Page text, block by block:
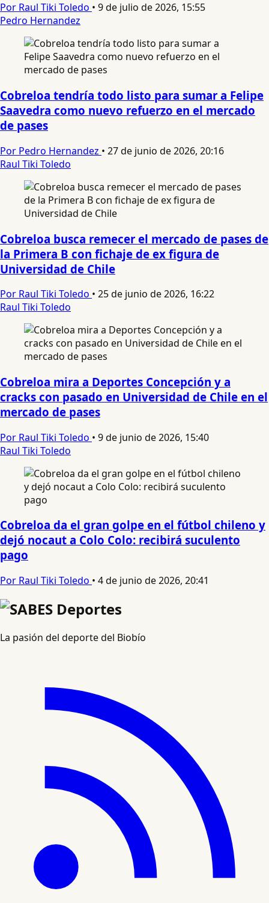
Por Raul Tiki Toledo • 9 de julio de 2026, 15:55
Pedro Hernandez
Cobreloa tendría todo listo para sumar a Felipe
Saavedra como nuevo refuerzo en el mercado
de pases
Por Pedro Hernandez • 27 de junio de 2026, 20:16
Raul Tiki Toledo
Cobreloa busca remecer el mercado de pases de
la Primera B con fichaje de ex figura de
Universidad de Chile
Por Raul Tiki Toledo • 25 de junio de 2026, 16:22
Raul Tiki Toledo
Cobreloa mira a Deportes Concepción y a
cracks con pasado en Universidad de Chile en el
mercado de pases
Por Raul Tiki Toledo • 9 de junio de 2026, 15:40
Raul Tiki Toledo
Cobreloa da el gran golpe en el fútbol chileno y
dejó nocaut a Colo Colo: recibirá suculento
pago
Por Raul Tiki Toledo • 4 de junio de 2026, 20:41
La pasión del deporte del Biobío